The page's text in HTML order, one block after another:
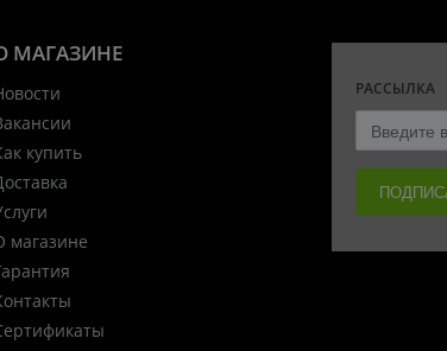
МАГАЗИНЕ
купить
магазине
РАССЫЛКА